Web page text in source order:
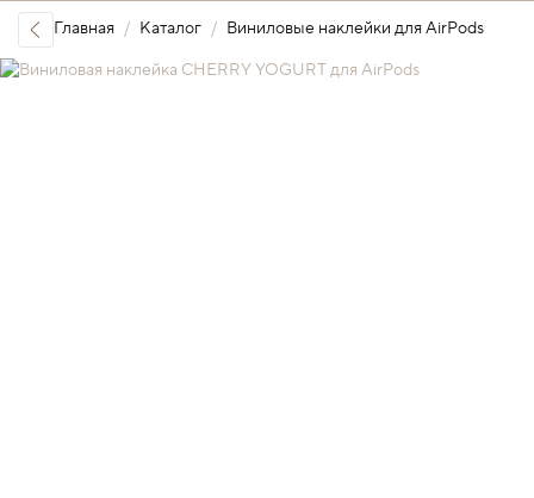
Главная Каталог Виниловые наклейки для AirPods